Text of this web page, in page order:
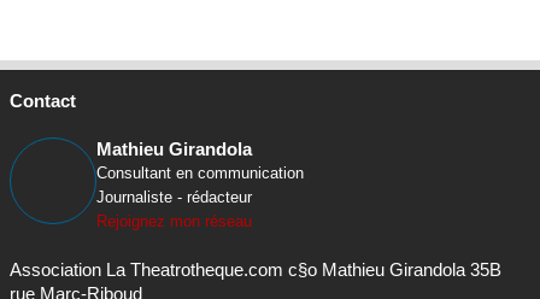
Contact
Mathieu Girandola
Consultant en communication
Journaliste - rédacteur
Rejoignez mon réseau
Association La Theatrotheque.com c§o Mathieu Girandola 35B
rue Marc-Riboud